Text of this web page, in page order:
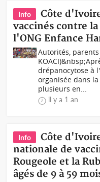
Info
Côte
vaccinés contre
l'ONG Enfance
Autorités,
drépanocytose à
organisée dans
plusieurs en...
il y a 1 an
Info
Côte
nationale de
Rougeole et la
âgés de 9 à 59